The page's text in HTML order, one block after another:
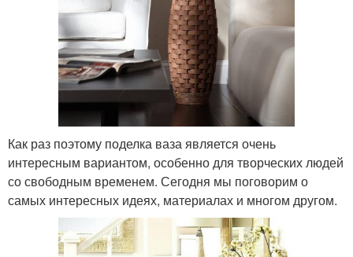
Как раз поэтому поделка ваза является очень
интересным вариантом, особенно для творческих людей
со свободным временем. Сегодня мы поговорим о
самых интересных идеях, материалах и многом другом.